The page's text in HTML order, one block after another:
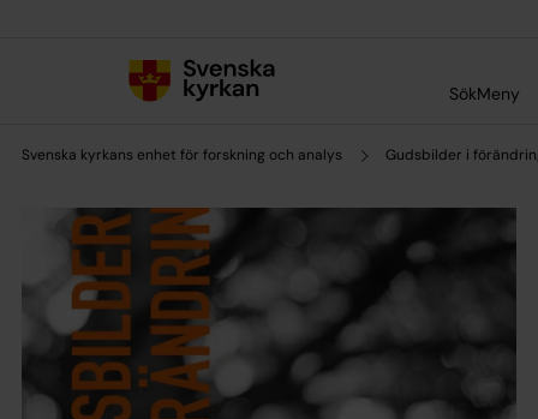
SökMeny
Svenska kyrkans enhet för forskning och analys Gudsbilder i